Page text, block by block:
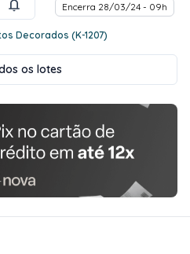
Encerra 28/03/24 - 09h
Decorados (K-1207)
os lotes